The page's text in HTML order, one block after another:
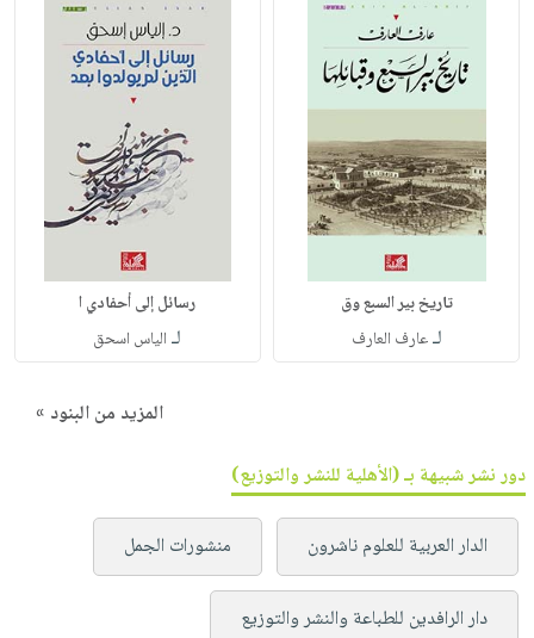
تاريخ بير السبع وق
لـعارف العارف
رسائل إلى أحفادي ا
لـ الياس اسحق
المزيد من البنود »
دور نشر شبيهة بـ (الأهلية للنشر والتوزيع)
الدار العربية للعلوم ناشرون منشورات الجمل
دار الرافدين للطباعة والنشر والتوزيع